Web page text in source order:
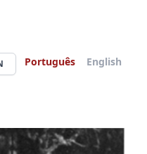
Português English